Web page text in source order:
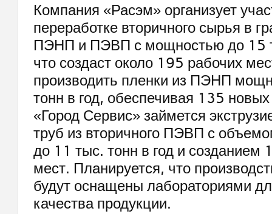
Компания «Расэм» организует
переработке вторичного сырья в
ПЭНП и ПЭВП с мощностью до 15
что создаст около 195 рабочих
производить пленки из ПЭНП
тонн в год, обеспечивая 135
«Город Сервис» займется
труб из вторичного ПЭВП с
до 11 тыс. тонн в год и созданием
мест. Планируется, что
будут оснащены лабораториями
качества продукции.